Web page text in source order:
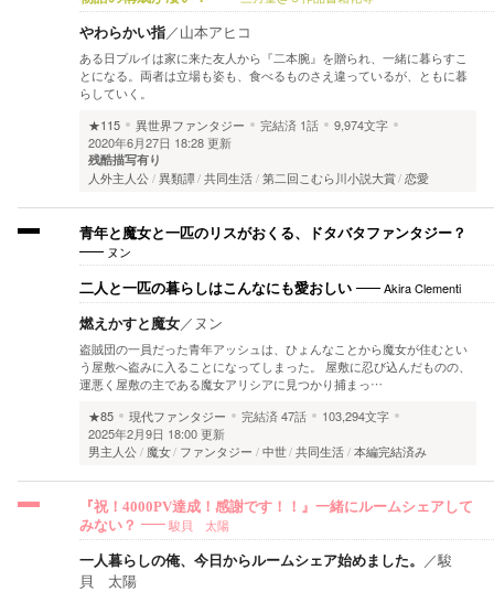
やわらかい指／山本アヒコ
ある日プルイは家に来た友人から『二本腕』を贈られ、一緒に暮らすこ
とになる。両者は立場も姿も、食べるものさえ違っているが、ともに暮
らしていく。
★115
異世界ファンタジー 完結済 1話
9,974文字
2020年6月27日 18:28 更新
残酷描写有り
人外主人公 異類譚 共同生活 第二回こむら川小説大賞 恋愛
青年と魔女と一匹のリスがおくる、ドタバタファンタジー？
ヌン
二人と一匹の暮らしはこんなにも愛おしい Akira Clementi
燃えかすと魔女／ ヌン
盗賊団の一員だった青年アッシュは、ひょんなことから魔女が住むとい
う屋敷へ盗みに入ることになってしまった。 屋敷に忍び込んだものの、
運悪く屋敷の主である魔女アリシアに見つかり捕まっ…
★85
現代ファンタジー 完結済47話
103,294文字
2025年2月9日 18:00 更新
男主人公
魔女 ファンタジー 中世 共同生活 本編完結済み
『祝！4000PV達成！感謝です！！』一緒にルームシェアして
みない？
駿貝 太陽
一人暮らしの俺、今日からルームシェア始めました。 ／駿
貝 太陽